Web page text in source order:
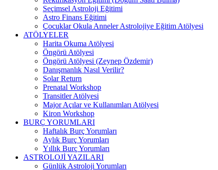
Seçimsel Astroloji Eğitimi
Astro Finans Eğitimi
Çocuklar Okula Anneler Astrolojiye Eğitim Atölyesi
ATÖLYELER
Harita Okuma Atölyesi
Öngörü Atölyesi
Öngörü Atölyesi (Zeynep Özdemir)
Danışmanlık Nasıl Verilir?
Solar Return
Prenatal Workshop
Transitler Atölyesi
Major Açılar ve Kullanımları Atölyesi
Kiron Workshop
BURÇ YORUMLARI
Haftalık Burç Yorumları
Aylık Burç Yorumları
Yıllık Burç Yorumları
ASTROLOJİ YAZILARI
Günlük Astroloji Yorumları